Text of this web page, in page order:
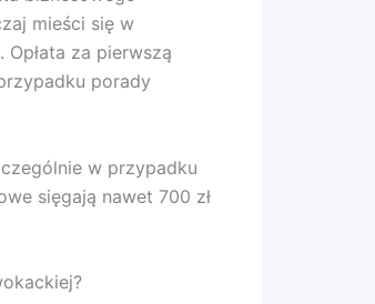
mieści się w
za pierwszą
porady
w przypadku
sięgają nawet 700 zł